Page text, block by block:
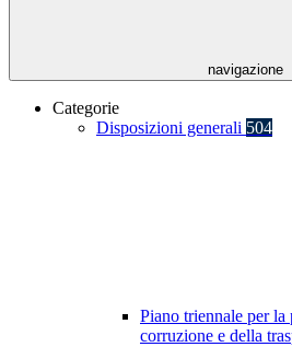
navigazione
Categorie
Disposizioni generali 504
Piano triennale per la
corruzione e della